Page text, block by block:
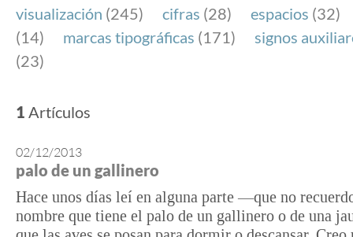
visualización (245) cifras (28) espacios (32)
(14)
marcas tipográficas (171)
signos
(23)
1 Artículos
02/12/2013
palo de un gallinero
Hace unos días leí en alguna parte —que no
nombre que tiene el palo de un gallinero o de una